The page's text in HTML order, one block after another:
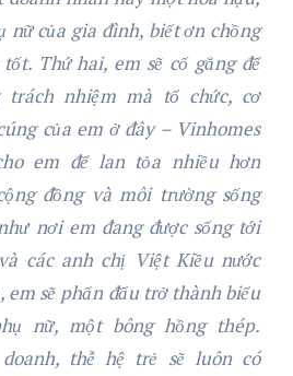
nữ của gia đình, biết ơn chồng
Thứ hai, em sẽ cố gắng để
trách nhiệm mà tổ chức, cơ
của em ở đây – Vinhomes
em để lan tỏa nhiều hơn
đồng và môi trường sống
nơi em đang được sống tới
các anh chị Việt Kiều nước
em sẽ phấn đấu trở thành biểu
nữ, một bông hồng thép.
thễ hệ trẻ sẽ luôn có